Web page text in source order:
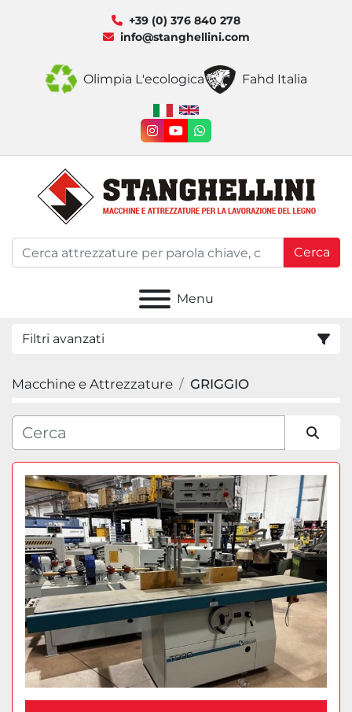
+39 (0) 376 840 278
info@stanghellini.com
Olimpia L'ecologica Fahd Italia
instagram
youtubewhatsapp
Cerca
Menu
Filtri avanzati
Categoria
Produttore
Modello
Macchine e Attrezzature GRIGGIO
Ordina per